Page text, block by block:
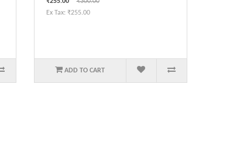
Ex Tax: ₹255.00
ADD TO CART